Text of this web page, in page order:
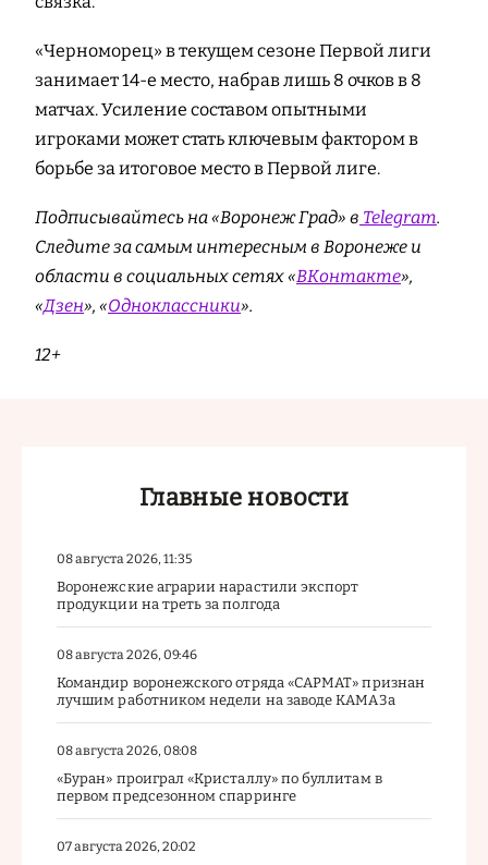
«Черноморец» в текущем сезоне Первой лиги
занимает 14-е место, набрав лишь 8 очков в 8
матчах. Усиление составом опытными
игроками может стать ключевым фактором в
борьбе за итоговое место в Первой лиге.
Подписывайтесь на «Воронеж Град» в Telegram.
Cледите за самым интересным в Воронеже и
области в социальных сетях «ВКонтакте»,
«Дзен», «Одноклассники».
12+
Главные новости
08 августа 2026, 11:35
Воронежские аграрии нарастили экспорт
продукции на треть за полгода
08 августа 2026, 09:46
Командир воронежского отряда «САРМАТ» признан
лучшим работником недели на заводе КАМАЗа
08 августа 2026, 08:08
«Буран» проиграл «Кристаллу» по буллитам в
первом предсезонном спарринге
07 августа 2026, 20:02